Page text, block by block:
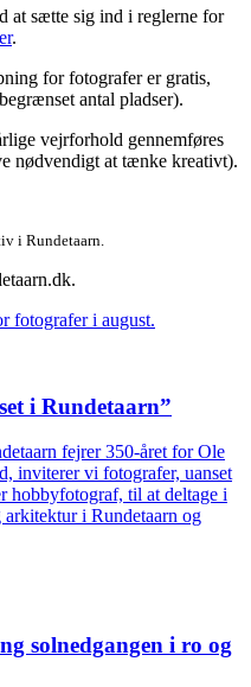
at sætte sig ind i reglerne for
.
for fotografer er gratis,
antal pladser).
vejrforhold gennemføres
nødvendigt at tænke kreativt).
i Rundetaarn.
.
fotografer i august.
i Rundetaarn”
fejrer 350-året for Ole
inviterer vi fotografer, uanset
hobbyfotograf, til at deltage i
i Rundetaarn og
solnedgangen i ro og